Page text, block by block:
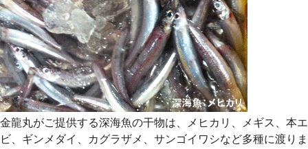
金龍丸がご提供する深海魚の干物は、メヒカリ、メギス、本エ
ビ、ギンメダイ、カグラザメ、サンゴイワシなど多種に渡りま